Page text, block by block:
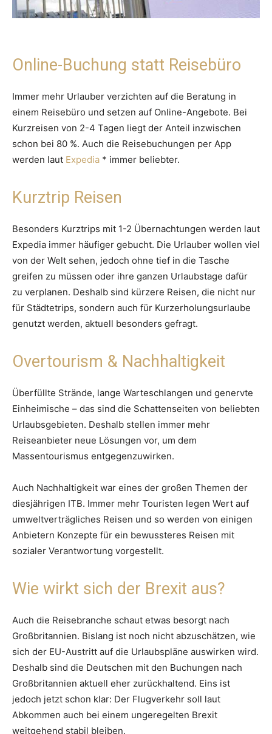
Online-Buchung statt Reisebüro
Immer mehr Urlauber verzichten auf die Beratung in
einem Reisebüro und setzen auf Online-Angebote. Bei
Kurzreisen von 2-4 Tagen liegt der Anteil inzwischen
schon bei 80 %. Auch die Reisebuchungen per App
werden laut Expedia * immer beliebter.
Kurztrip Reisen
Besonders Kurztrips mit 1-2 Übernachtungen werden laut
Expedia immer häufiger gebucht. Die Urlauber wollen viel
von der Welt sehen, jedoch ohne tief in die Tasche
greifen zu müssen oder ihre ganzen Urlaubstage dafür
zu verplanen. Deshalb sind kürzere Reisen, die nicht nur
für Städtetrips, sondern auch für Kurzerholungsurlaube
genutzt werden, aktuell besonders gefragt.
Overtourism & Nachhaltigkeit
Überfüllte Strände, lange Warteschlangen und genervte
Einheimische – das sind die Schattenseiten von beliebten
Urlaubsgebieten. Deshalb stellen immer mehr
Reiseanbieter neue Lösungen vor, um dem
Massentourismus entgegenzuwirken.
Auch Nachhaltigkeit war eines der großen Themen der
diesjährigen ITB. Immer mehr Touristen legen Wert auf
umweltverträgliches Reisen und so werden von einigen
Anbietern Konzepte für ein bewussteres Reisen mit
sozialer Verantwortung vorgestellt.
Wie wirkt sich der Brexit aus?
Auch die Reisebranche schaut etwas besorgt nach
Großbritannien. Bislang ist noch nicht abzuschätzen, wie
sich der EU-Austritt auf die Urlaubspläne auswirken wird.
Deshalb sind die Deutschen mit den Buchungen nach
Großbritannien aktuell eher zurückhaltend. Eins ist
jedoch jetzt schon klar: Der Flugverkehr soll laut
Abkommen auch bei einem ungeregelten Brexit
weitgehend stabil bleiben.